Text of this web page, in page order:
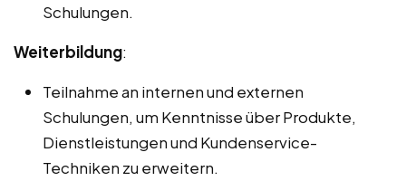
Schulungen.
Weiterbildung:
Teilnahme an internen und externen
Schulungen, um Kenntnisse über Produkte,
Dienstleistungen und Kundenservice-
Techniken zu erweitern.